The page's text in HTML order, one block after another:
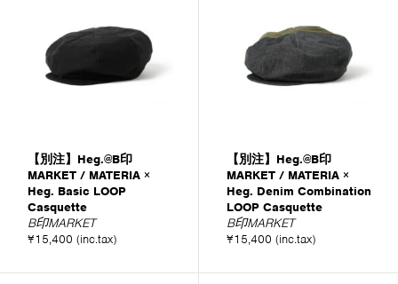
【別注】Heg.@B印
MARKET / MATERIA ×
Heg. Basic LOOP
Casquette
B印MARKET
¥15,400 (inc.tax)
【別注】Heg.@B印
MARKET / MATERIA ×
Heg. Denim Combination
LOOP Casquette
B印MARKET
¥15,400 (inc.tax)